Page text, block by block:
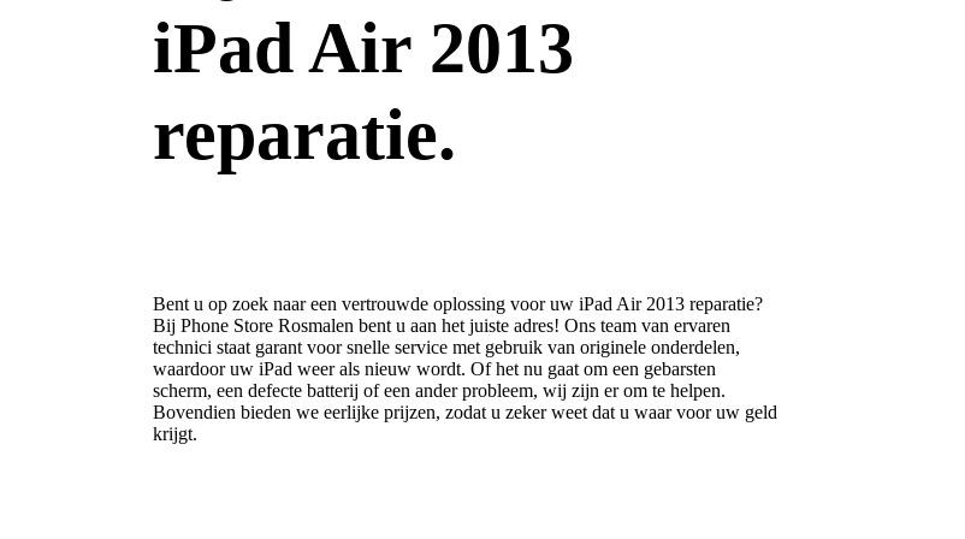
iPad Air 2013
reparatie.
Bent u op zoek naar een vertrouwde oplossing voor uw iPad Air 2013 reparatie?
Bij Phone Store Rosmalen bent u aan het juiste adres! Ons team van ervaren
technici staat garant voor snelle service met gebruik van originele onderdelen,
waardoor uw iPad weer als nieuw wordt. Of het nu gaat om een gebarsten
scherm, een defecte batterij of een ander probleem, wij zijn er om te helpen.
Bovendien bieden we eerlijke prijzen, zodat u zeker weet dat u waar voor uw geld
krijgt.